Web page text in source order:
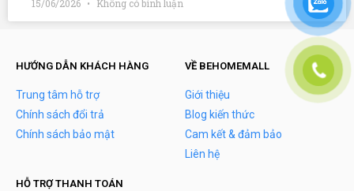
15/06/2026 Không có bình luận
HƯỚNG DẪN KHÁCH HÀNG
Trung tâm hỗ trợ
Chính sách đổi trả
Chính sách bảo mật
VỀ BEHOMEMALL
Giới thiệu
Blog kiến thức
Cam kết & đảm bảo
Liên hệ
HỖ TRỢ THANH TOÁN